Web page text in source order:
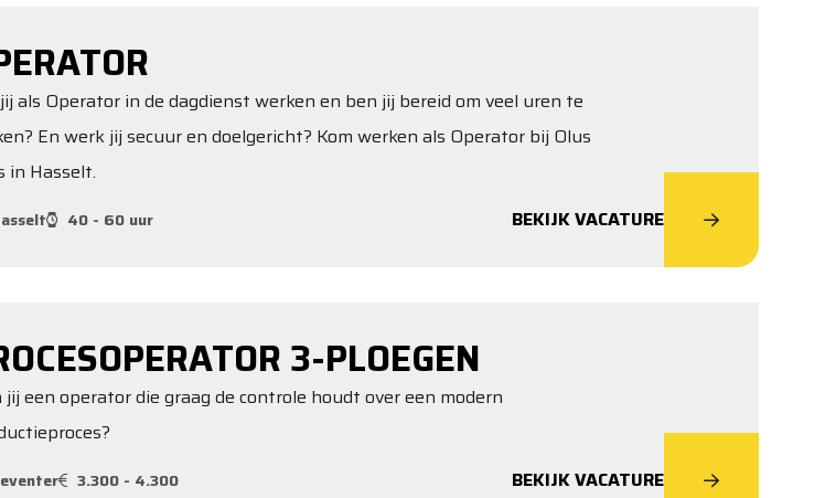
als Operator in de dagdienst werken en ben jij bereid om veel uren te
En werk jij secuur en doelgericht? Kom werken als Operator bij Olus
in Hasselt.
40 - 60 uur BEKIJK VACATURE
3-PLOEGEN
jij een operator die graag de controle houdt over een modern
3.300 - 4.300 BEKIJK VACATURE